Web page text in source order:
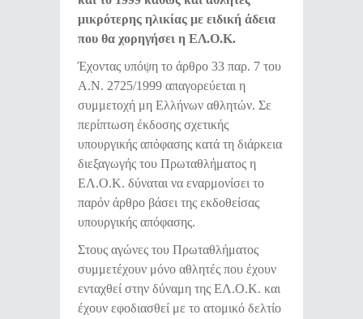
μικρότερης ηλικίας με ειδική άδεια
που θα χορηγήσει η ΕΛ.Ο.Κ.
Έχοντας υπόψη το άρθρο 33 παρ. 7 του
Α.Ν. 2725/1999 απαγορεύεται η
συμμετοχή μη Ελλήνων αθλητών. Σε
περίπτωση έκδοσης σχετικής
υπουργικής απόφασης κατά τη διάρκεια
διεξαγωγής του Πρωταθλήματος η
ΕΛ.Ο.Κ. δύναται να εναρμονίσει το
παρόν άρθρο βάσει της εκδοθείσας
υπουργικής απόφασης.
Στους αγώνες του Πρωταθλήματος
συμμετέχουν μόνο αθλητές που έχουν
ενταχθεί στην δύναμη της ΕΛ.Ο.Κ. και
έχουν εφοδιασθεί με το ατομικό δελτίο